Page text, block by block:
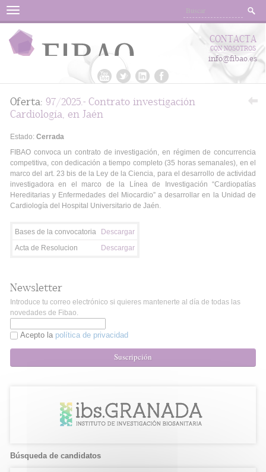
Menu
CONTACTA
CON NOSOTROS
info@fibao.es
Oferta: 97/2025.- Contrato investigación
Cardiología, en Jaén
Estado: Cerrada
FIBAO convoca un contrato de investigación, en régimen de concurrencia
competitiva, con dedicación a tiempo completo (35 horas semanales), en el
marco del art. 23 bis de la Ley de la Ciencia, para el desarrollo de actividad
investigadora en el marco de la Línea de Investigación “Cardiopatías
Hereditarias y Enfermedades del Miocardio” a desarrollar en la Unidad de
Cardiología del Hospital Universitario de Jaén.
Bases de la convocatoria
Descargar
Acta de Resolucion
Descargar
Newsletter
Introduce tu correo electrónico si quieres mantenerte al día de todas las
novedades de Fibao.
Acepto la política de privacidad
Suscripción
Búsqueda de candidatos